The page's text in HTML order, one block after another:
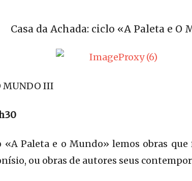
Casa da Achada: ciclo «A Paleta e O
MUNDO III
«A Paleta e o Mundo» lemos obras
ou obras de autores seus